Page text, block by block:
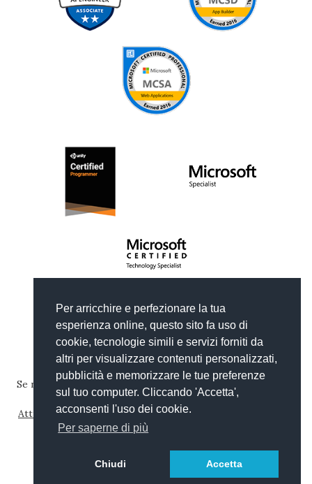
Per arricchire e perfezionare la tua
esperienza online, questo sito fa uso di
cookie, tecnologie simili e servizi forniti da
altri per visualizzare contenuti personalizzati,
pubblicità e memorizzare le tue preferenze
sul tuo computer. Cliccando 'Accetta',
acconsenti l'uso dei cookie.
Per saperne di più
Chiudi Accetta
Copyright © 2012-2026Gianni Rosa Gallina
Generato da Wyam
Ospitato da Arvixe
Privacy
Tema basato su
Clean Blog di Start Bootstrap
Se non diversamente specificato, il contenuto di questo sito
web è pubblicato con una licenzaCreative Commons
Attribuzione-Non commerciale-Condividi allo stesso modo
4.0 Internazionale
Read in